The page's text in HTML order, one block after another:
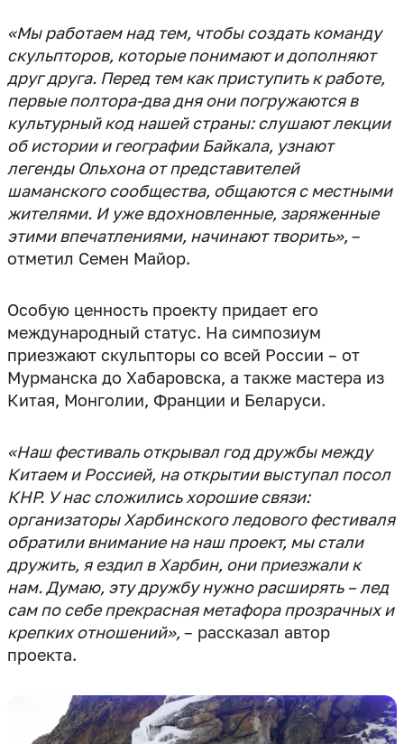
«Мы работаем над тем, чтобы создать команду
скульпторов, которые понимают и дополняют
друг друга. Перед тем как приступить к работе,
первые полтора-два дня они погружаются в
культурный код нашей страны: слушают лекции
об истории и географии Байкала, узнают
легенды Ольхона от представителей
шаманского сообщества, общаются с местными
жителями. И уже вдохновленные, заряженные
этими впечатлениями, начинают творить», –
отметил Семен Майор.
Особую ценность проекту придает его
международный статус. На симпозиум
приезжают скульпторы со всей России – от
Мурманска до Хабаровска, а также мастера из
«Наш фестиваль открывал год дружбы между
Китаем и Россией, на открытии выступал посол
КНР. У нас сложились хорошие связи:
организаторы Харбинского ледового фестиваля
обратили внимание на наш проект, мы стали
дружить, я ездил в Харбин, они приезжали к
нам. Думаю, эту дружбу нужно расширять – лед
сам по себе прекрасная метафора прозрачных и
крепких отношений», – рассказал автор
проекта.